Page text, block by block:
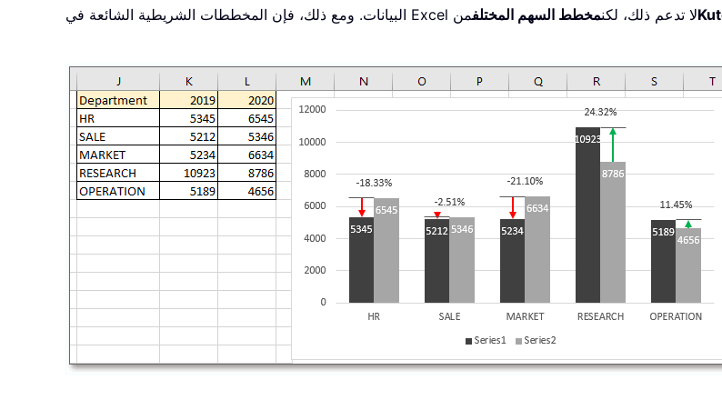
البيانات. ومع ذلك، فإن المخططات الشريطية الشائعة في Excel لا تدعم ذلك، لكنمخطط السهم المختلفمن